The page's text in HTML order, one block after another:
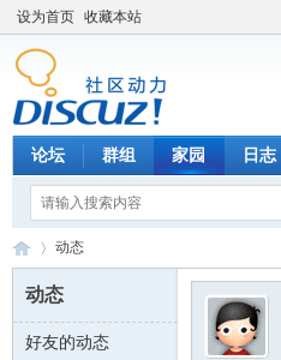
设为首页 收藏本站
论坛 群组 家园 日志
数 ›
动态
动态
好友的动态